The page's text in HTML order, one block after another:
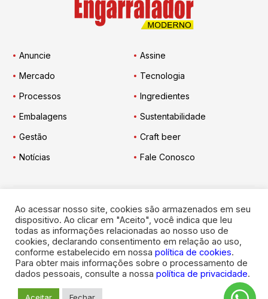
Anuncie
Assine
Mercado
Tecnologia
Processos
Ingredientes
Embalagens
Sustentabilidade
Gestão
Craft beer
Notícias
Fale Conosco
Engarrafador Moderno nas Redes:
. Todos os direitos reservados.
Ao acessar nosso site, cookies são armazenados em seu
dispositivo. Ao clicar em "Aceito", você indica que leu
todas as informações relacionadas ao nosso uso de
cookies, declarando consentimento em relação ao uso,
conforme estabelecido em nossa política de cookies.
Para obter mais informações sobre o processamento de
dados pessoais, consulte a nossa política de privacidade.